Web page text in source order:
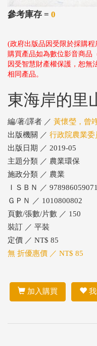
參考庫存 = 0
(政府出版品因受限於採購
購買產品如為數位影音商品
因受智慧財產權保護，恕無
相同產品。
東海岸的里
編/著/譯者 ／ 黃懷瑩，曾
出版機關 ／ 行政院農業
出版日期 ／ 2019-05
主題分類 ／ 農業環保
施政分類 ／ 農業
ＩＳＢＮ ／
ＧＰＮ ／ 1010800802
頁數/張數/片數 ／ 150
裝訂 ／ 平裝
定價 ／ NT$ 85
無 折優惠價 ／ NT$ 85
加入購買